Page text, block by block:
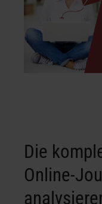
Die
Online-